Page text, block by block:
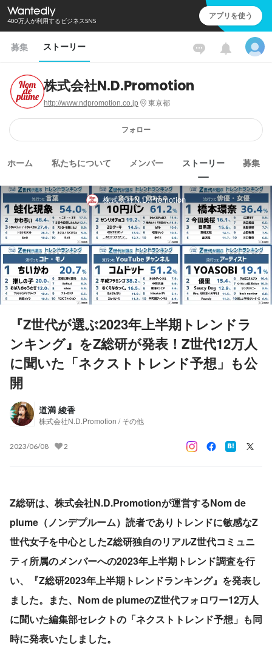
400万人が利用するビジネスSNS アプリを使う
募集 ストーリー
株式会社N.D.Promotion
http://www.ndpromotion.co.jp 東京都
フォロー
ホーム 私たちについて メンバー ストーリー 募集
株式会社N.D.Promotion
『Z世代が選ぶ2023年上半期トレンドラ
ンキング』をZ総研が発表！Z世代12万人
に聞いた「ネクストトレンド予想」も公
開
道満 綾香
株式会社N.D.Promotion / その他
2023/06/08 2
Z総研は、株式会社N.D.Promotionが運営するNom de
plume（ノンデプルーム）読者でありトレンドに敏感なZ
世代女子を中心としたZ総研独自のリアルZ世代コミュニ
ティ所属のメンバーへの2023年上半期トレンド調査を行
い、『Z総研2023年上半期トレンドランキング』を発表し
ました。また、Nom de plumeのZ世代フォロワー12万人
に聞いた編集部セレクトの「ネクストトレンド予想」も同
時に発表いたしました。